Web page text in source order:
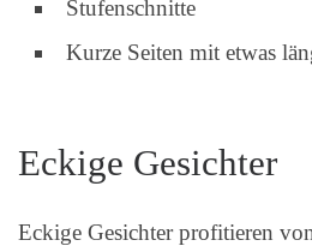
Stufenschnitte
Kurze Seiten mit etwas
Eckige Gesichter
Eckige Gesichter profitieren